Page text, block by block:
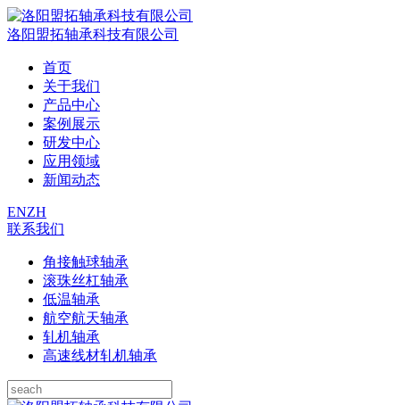
洛阳盟拓轴承科技有限公司
首页
关于我们
产品中心
案例展示
研发中心
应用领域
新闻动态
ENZH
联系我们
角接触球轴承
滚珠丝杠轴承
低温轴承
航空航天轴承
轧机轴承
高速线材轧机轴承